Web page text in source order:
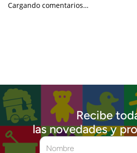
Cargando comentarios…
Recibe
las novedades y